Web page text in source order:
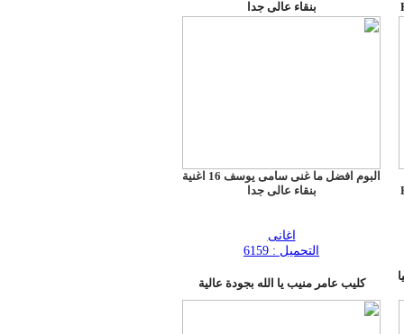
بنقاء عالى جدا
البوم افضل ما غنى سامى يوسف 16 اغنية
بنقاء عالى جدا
اغانى
التحميل : 6159
كليب عامر منيب يا الله بجودة عالية